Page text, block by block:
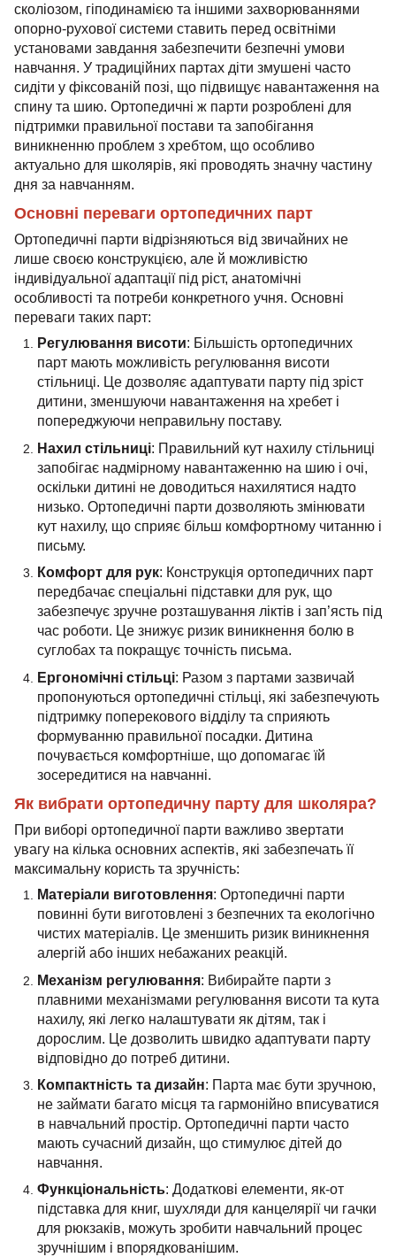
сколіозом, гіподинамією та іншими захворюваннями
опорно-рухової системи ставить перед освітніми
установами завдання забезпечити безпечні умови
навчання. У традиційних партах діти змушені часто
сидіти у фіксованій позі, що підвищує навантаження на
спину та шию. Ортопедичні ж парти розроблені для
підтримки правильної постави та запобігання
виникненню проблем з хребтом, що особливо
актуально для школярів, які проводять значну частину
дня за навчанням.
Основні переваги ортопедичних парт
Ортопедичні парти відрізняються від звичайних не
лише своєю конструкцією, але й можливістю
індивідуальної адаптації під ріст, анатомічні
особливості та потреби конкретного учня. Основні
переваги таких парт:
Регулювання висоти: Більшість ортопедичних
парт мають можливість регулювання висоти
стільниці. Це дозволяє адаптувати парту під зріст
дитини, зменшуючи навантаження на хребет і
попереджуючи неправильну поставу.
Нахил стільниці: Правильний кут нахилу стільниці
запобігає надмірному навантаженню на шию і очі,
оскільки дитині не доводиться нахилятися надто
низько. Ортопедичні парти дозволяють змінювати
кут нахилу, що сприяє більш комфортному читанню і
письму.
Комфорт для рук: Конструкція ортопедичних парт
передбачає спеціальні підставки для рук, що
забезпечує зручне розташування ліктів і зап’ясть під
час роботи. Це знижує ризик виникнення болю в
суглобах та покращує точність письма.
Ергономічні стільці: Разом з партами зазвичай
пропонуються ортопедичні стільці, які забезпечують
підтримку поперекового відділу та сприяють
формуванню правильної посадки. Дитина
почувається комфортніше, що допомагає їй
зосередитися на навчанні.
Як вибрати ортопедичну парту для школяра?
При виборі ортопедичної парти важливо звертати
увагу на кілька основних аспектів, які забезпечать її
максимальну користь та зручність:
Матеріали виготовлення: Ортопедичні парти
повинні бути виготовлені з безпечних та екологічно
чистих матеріалів. Це зменшить ризик виникнення
алергій або інших небажаних реакцій.
Механізм регулювання: Вибирайте парти з
плавними механізмами регулювання висоти та кута
нахилу, які легко налаштувати як дітям, так і
дорослим. Це дозволить швидко адаптувати парту
відповідно до потреб дитини.
Компактність та дизайн: Парта має бути зручною,
не займати багато місця та гармонійно вписуватися
в навчальний простір. Ортопедичні парти часто
мають сучасний дизайн, що стимулює дітей до
навчання.
Функціональність: Додаткові елементи, як-от
підставка для книг, шухляди для канцелярії чи гачки
для рюкзаків, можуть зробити навчальний процес
зручнішим і впорядкованішим.